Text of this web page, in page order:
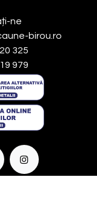
ne
birou.ro
325
979